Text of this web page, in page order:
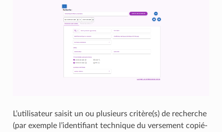
L’utilisateur saisit un ou plusieurs critère(s) de recherche
(par exemple l’identifiant technique du versement copié-